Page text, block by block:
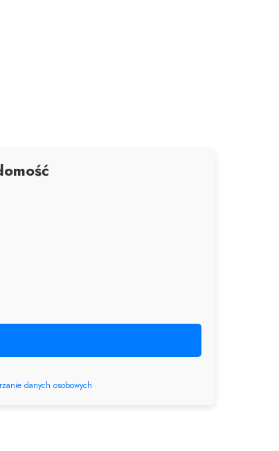
danych osobowych